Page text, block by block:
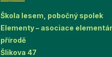
Škola lesem, pobočný spolek
Elementy – asociace
přírodě
Šlikova 47